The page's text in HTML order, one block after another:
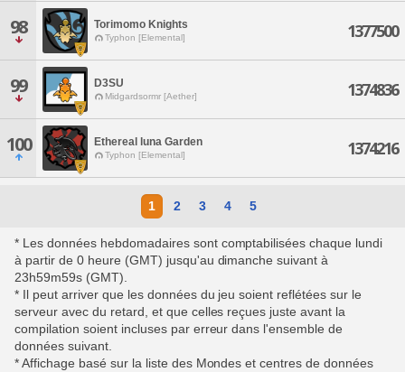
98 Torimomo Knights
Typhon [Elemental] 1377500
99 D3SU
Midgardsormr [Aether] 1374836
100 Ethereal luna Garden
Typhon [Elemental] 1374216
1 2 3 4 5
* Les données hebdomadaires sont comptabilisées chaque lundi
à partir de 0 heure (GMT) jusqu'au dimanche suivant à
23h59m59s (GMT).
* Il peut arriver que les données du jeu soient reflétées sur le
serveur avec du retard, et que celles reçues juste avant la
compilation soient incluses par erreur dans l'ensemble de
données suivant.
* Affichage basé sur la liste des Mondes et centres de données